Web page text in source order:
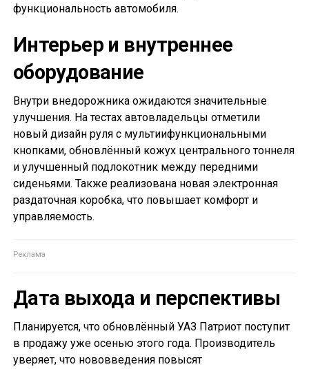
функциональность автомобиля.
Интерьер и внутреннее
оборудование
Внутри внедорожника ожидаются значительные
улучшения. На тестах автовладельцы отметили
новый дизайн руля с мультиифункциональными
кнопками, обновлённый кожух центрального тоннеля
и улучшенный подлокотник между передними
сиденьями. Также реализована новая электронная
раздаточная коробка, что повышает комфорт и
управляемость.
Дата выхода и перспективы
Планируется, что обновлённый УАЗ Патриот поступит
в продажу уже осенью этого года. Производитель
уверяет, что нововведения повысят